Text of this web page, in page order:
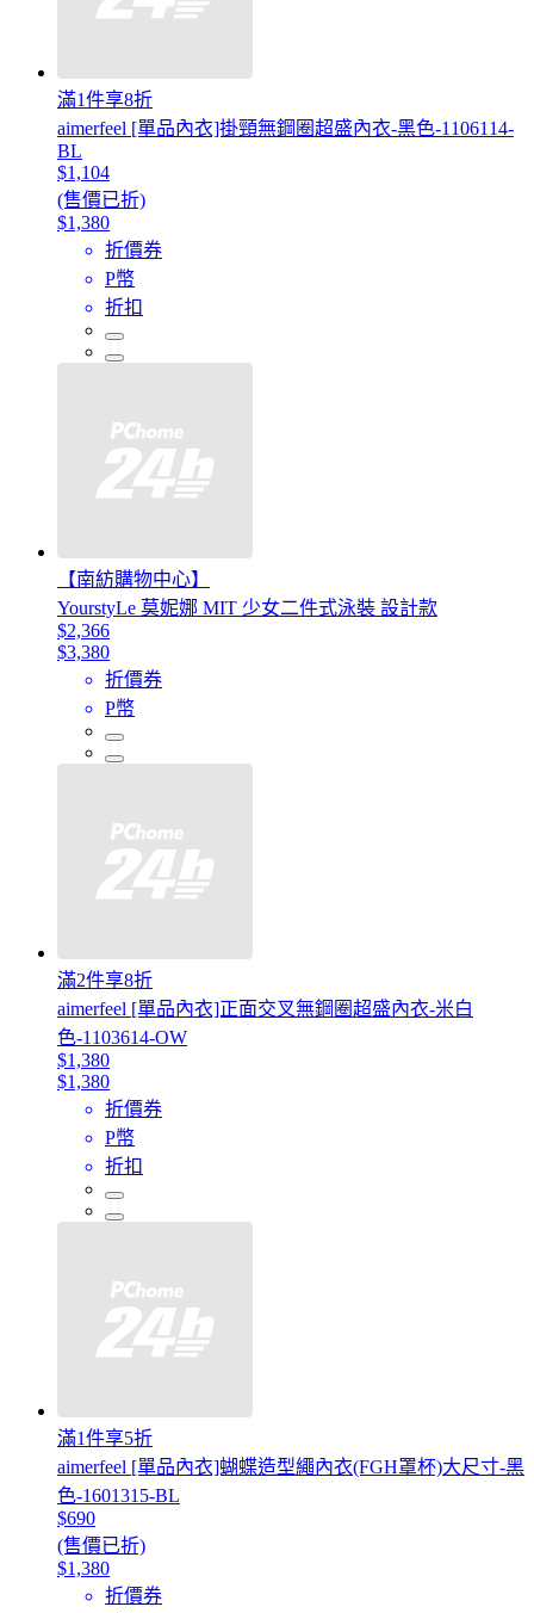
滿1件享8折
aimerfeel [單品內衣]掛頸無鋼圈超盛內衣-黑色-1106114-
BL
$1,104
(售價已折)
$1,380
折價券
P幣
折扣
【南紡購物中心】
YourstyLe 莫妮娜 MIT 少女二件式泳裝 設計款
$2,366
$3,380
折價券
P幣
滿2件享8折
aimerfeel [單品內衣]正面交叉無鋼圈超盛內衣-米白
色-1103614-OW
$1,380
$1,380
折價券
P幣
折扣
滿1件享5折
aimerfeel [單品內衣]蝴蝶造型繩內衣(FGH罩杯)大尺寸-黑
色-1601315-BL
$690
(售價已折)
$1,380
折價券